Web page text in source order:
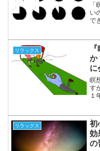
い
で
リラックス
か
に
瞑
す
１
す
く
リラックス
初
効
の